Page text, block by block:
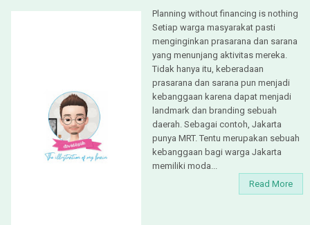
Planning without financing is nothing
Setiap warga masyarakat pasti
menginginkan prasarana dan sarana
yang menunjang aktivitas mereka.
Tidak hanya itu, keberadaan
prasarana dan sarana pun menjadi
kebanggaan karena dapat menjadi
landmark dan branding sebuah
daerah. Sebagai contoh, Jakarta
punya MRT. Tentu merupakan sebuah
kebanggaan bagi warga Jakarta
memiliki moda...
Read More